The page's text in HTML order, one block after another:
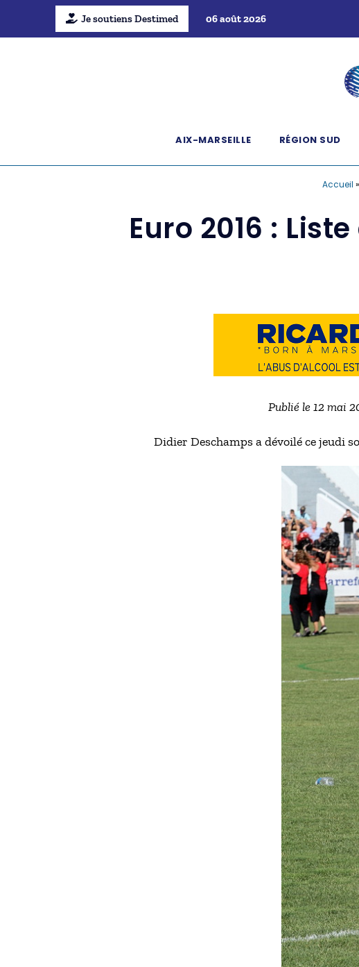
Je soutiens Destimed 06 août 2026
AIX-MARSEILLE RÉGION SUD
Accueil »
Euro 2016 :
Publié le 12 mai
Didier Deschamps a dévoilé ce jeudi